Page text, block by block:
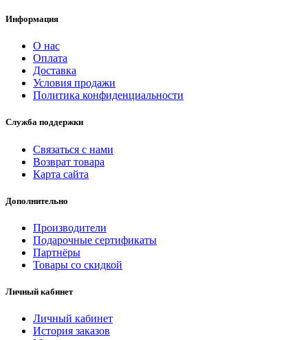
Информация
О нас
Оплата
Доставка
Условия продажи
Политика конфиденциальности
Служба поддержки
Связаться с нами
Возврат товара
Карта сайта
Дополнительно
Производители
Подарочные сертификаты
Партнёры
Товары со скидкой
Личный кабинет
Личный кабинет
История заказов